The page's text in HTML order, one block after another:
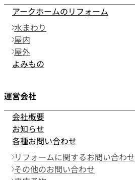
アークホームのリフォーム
水まわり
屋内
屋外
よみもの
運営会社
会社概要
お知らせ
各種お問い合わせ
リフォームに関するお問い合わせ
その他のお問い合わせ